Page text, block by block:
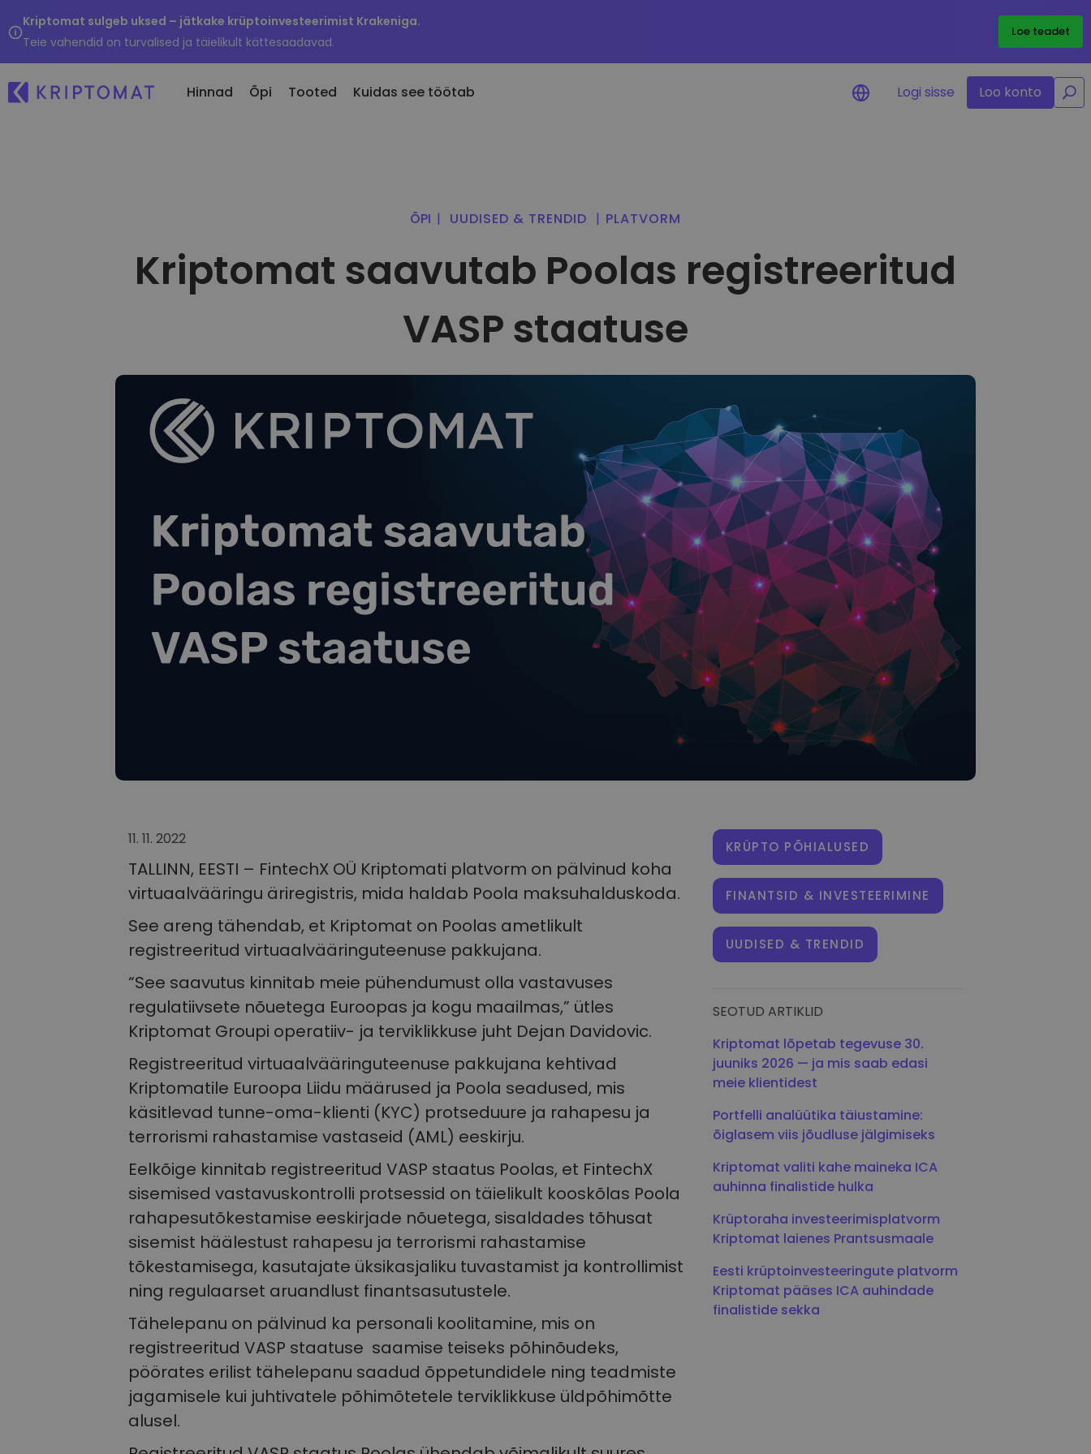
Kriptomat sulgeb uksed – jätkake krüptoinvesteerimist Krakeniga.
Teie vahendid on turvalised ja täielikult kättesaadavad.
Loe teadet
Hinnad
Leia investeerimisvõimalusi
Kui oleksin ostnud 100 €
...täna oleks selle väärtus
Õpi Tooted
Üle 1000 paari valikuvõimaluse
Intelligentsed portfellid
Nutikas viis krüptosse
Leia oma krüptostrateegia
Korduv ost Portfellianalüüs
Nutikad ülevaated optimaalseks
Kuidas see töötab Logi sisse Loo konto
/
ÕPI | UUDISED & TRENDID | PLATVORM
Kriptomat saavutab Poolas registreeritud
VASP staatuse
11. 11. 2022
TALLINN, EESTI – FintechX OÜ Kriptomati platvorm on pälvinud koha
virtuaalvääringu äriregistris, mida haldab Poola maksuhalduskoda.
See areng tähendab, et Kriptomat on Poolas ametlikult
registreeritud virtuaalvääringuteenuse pakkujana.
“See saavutus kinnitab meie pühendumust olla vastavuses
regulatiivsete nõuetega Euroopas ja kogu maailmas,” ütles
Kriptomat Groupi operatiiv- ja terviklikkuse juht Dejan Davidovic.
Registreeritud virtuaalvääringuteenuse pakkujana kehtivad
Kriptomatile Euroopa Liidu määrused ja Poola seadused, mis
käsitlevad tunne-oma-klienti (KYC) protseduure ja rahapesu ja
terrorismi rahastamise vastaseid (AML) eeskirju.
Eelkõige kinnitab registreeritud VASP staatus Poolas, et FintechX
sisemised vastavuskontrolli protsessid on täielikult kooskõlas Poola
rahapesutõkestamise eeskirjade nõuetega, sisaldades tõhusat
sisemist häälestust rahapesu ja terrorismi rahastamise
tõkestamisega, kasutajate üksikasjaliku tuvastamist ja kontrollimist
ning regulaarset aruandlust finantsasutustele.
Tähelepanu on pälvinud ka personali koolitamine, mis on
registreeritud VASP staatuse saamise teiseks põhinõudeks,
pöörates erilist tähelepanu saadud õppetundidele ning teadmiste
jagamisele kui juhtivatele põhimõtetele terviklikkuse üldpõhimõtte
alusel.
KRÜPTO PÕHIALUSED
FINANTSID & INVESTEERIMINE
UUDISED & TRENDID
SEOTUD ARTIKLID
Kriptomat lõpetab tegevuse 30.
juuniks 2026 — ja mis saab edasi
meie klientidest
Portfelli analüütika täiustamine:
õiglasem viis jõudluse jälgimiseks
Kriptomat valiti kahe maineka ICA
auhinna finalistide hulka
Krüptoraha investeerimisplatvorm
Kriptomat laienes Prantsusmaale
Eesti krüptoinvesteeringute platvorm
Kriptomat pääses ICA auhindade
finalistide sekka